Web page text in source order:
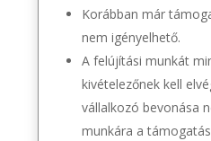
Korábban már
nem igényelhető.
A felújítási munkát
kivételezőnek kell
vállalkozó bevonása
munkára a